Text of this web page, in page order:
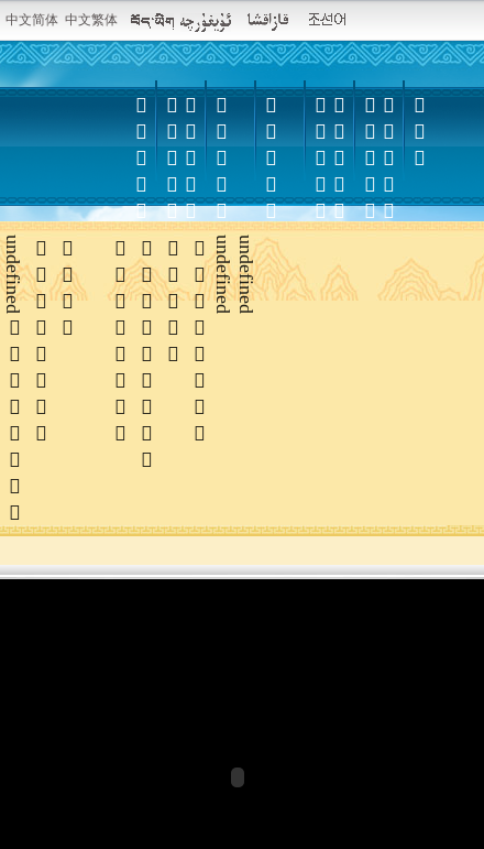
中文简体 中文繁体

 
  
 



undefined undefined
undefined



